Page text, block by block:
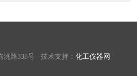
洮路338号 技术支持：化工仪器网